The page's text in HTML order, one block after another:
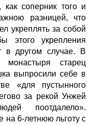
соперник того и
разницей, что
укреплять за собой
этого укрепления
в другом случае. В
монастыря старец
выпросили себе в
«для пустынного
за рекой Унжей
поотдалело».
на 6-летнюю льготу с